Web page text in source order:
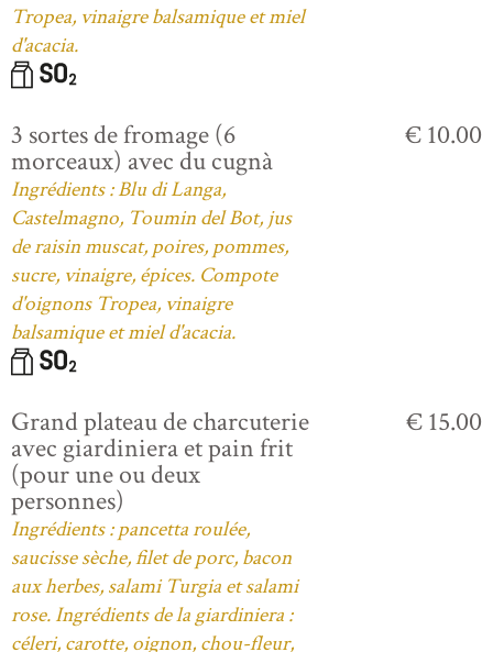
Tropea, vinaigre balsamique et miel
d'acacia.
3 sortes de fromage (6
morceaux) avec du cugnà
Ingrédients : Blu di Langa,
Castelmagno, Toumin del Bot, jus
de raisin muscat, poires, pommes,
sucre, vinaigre, épices. Compote
d'oignons Tropea, vinaigre
balsamique et miel d'acacia.
€ 10.00
Grand plateau de charcuterie
avec giardiniera et pain frit
(pour une ou deux
personnes)
Ingrédients : pancetta roulée,
saucisse sèche, filet de porc, bacon
aux herbes, salami Turgia et salami
rose. Ingrédients de la giardiniera :
céleri, carotte, oignon, chou-fleur,
€ 15.00